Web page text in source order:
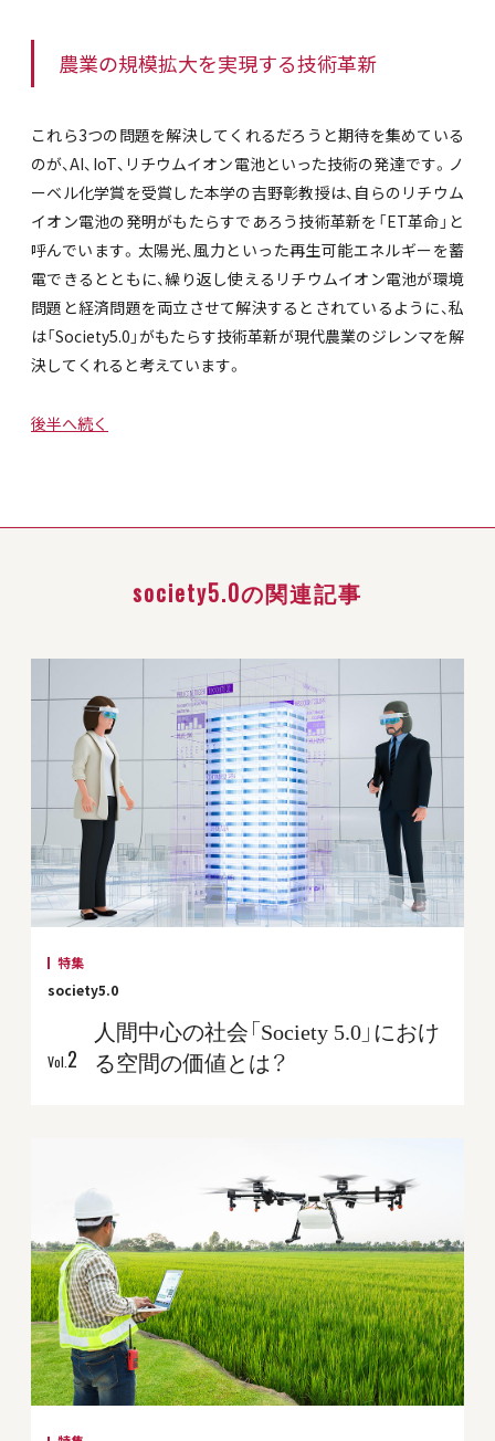
農業の規模拡大を実現する技術革新
これら3つの問題を解決してくれるだろうと期待を集めている
のが、AI、IoT、リチウムイオン電池といった技術の発達です。ノ
ーベル化学賞を受賞した本学の吉野彰教授は、自らのリチウム
イオン電池の発明がもたらすであろう技術革新を「ET革命」と
呼んでいます。太陽光、風力といった再生可能エネルギーを蓄
電できるとともに、繰り返し使えるリチウムイオン電池が環境
問題と経済問題を両立させて解決するとされているように、私
は「Society5.0」がもたらす技術革新が現代農業のジレンマを解
決してくれると考えています。
後半へ続く
society5.0の関連記事
特集
society5.0
Vol. 2
人間中心の社会「Society 5.0」におけ
る空間の価値とは？